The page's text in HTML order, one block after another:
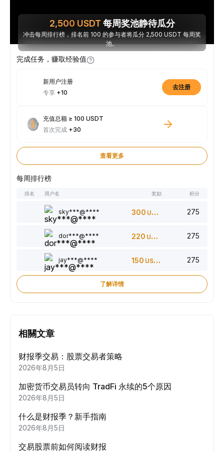
2,500 USDT 每周奖池静待瓜分
冲击每周排行榜，排名前 100 的参与者将瓜分 2,500 USDT 每周奖
池。
完成任务，赚取经验值
新用户注册
专享 +10
去注册
充值总额 ≥ 100 USDT
首次完成 +30
查看更多
每周排行榜
排名 用户名 奖励 积分
sky***@**** 300 USDT 275
dor***@**** 220 USDT 275
jay***@**** 150 USDT 275
了解详情
相關文章
财报季交易：股票交易者策略
2026年8月5日
加密货币交易员转向 TradFi 永续的5个原因
2026年8月5日
什么是财报季？新手指南
2026年8月5日
交易股票前如何阅读财报